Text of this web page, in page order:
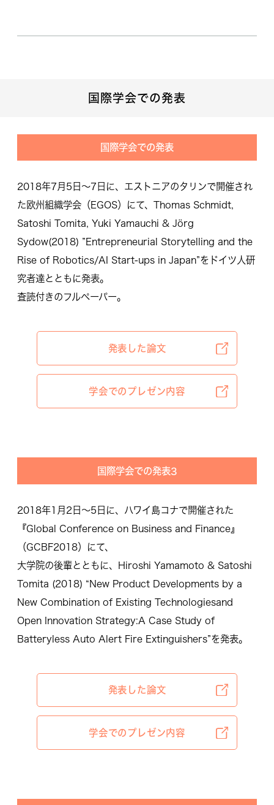
国際学会での発表
国際学会での発表
2018年7月5日〜7日に、エストニアのタリンで開催され
た欧州組織学会（EGOS）にて、Thomas Schmidt,
Satoshi Tomita, Yuki Yamauchi & Jörg
Sydow(2018) ”Entrepreneurial Storytelling and the
Rise of Robotics/AI Start-ups in Japan”をドイツ人研
究者達とともに発表。
査読付きのフルペーパー。
発表した論文
学会でのプレゼン内容
国際学会での発表3
2018年1月2日〜5日に、ハワイ島コナで開催された
『Global Conference on Business and Finance』
（GCBF2018）にて、
大学院の後輩とともに、Hiroshi Yamamoto & Satoshi
Tomita (2018) “New Product Developments by a
New Combination of Existing Technologiesand
Open Innovation Strategy:A Case Study of
Batteryless Auto Alert Fire Extinguishers”を発表。
発表した論文
学会でのプレゼン内容